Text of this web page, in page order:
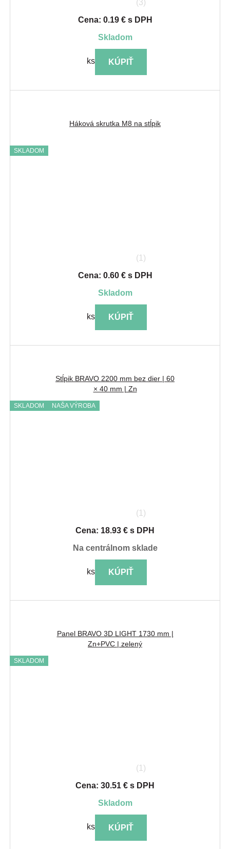
(3)
Cena: 0.19 € s DPH
skladom
ks KÚPIŤ
Háková skrutka M8 na stĺpik
SKLADOM
(1)
Cena: 0.60 € s DPH
skladom
ks KÚPIŤ
Stĺpik BRAVO 2200 mm bez dier | 60
× 40 mm | Zn
SKLADOM NAŠA VÝROBA
(1)
Cena: 18.93 € s DPH
na centrálnom sklade
ks KÚPIŤ
Panel BRAVO 3D LIGHT 1730 mm |
Zn+PVC | zelený
SKLADOM
(1)
Cena: 30.51 € s DPH
skladom
ks KÚPIŤ